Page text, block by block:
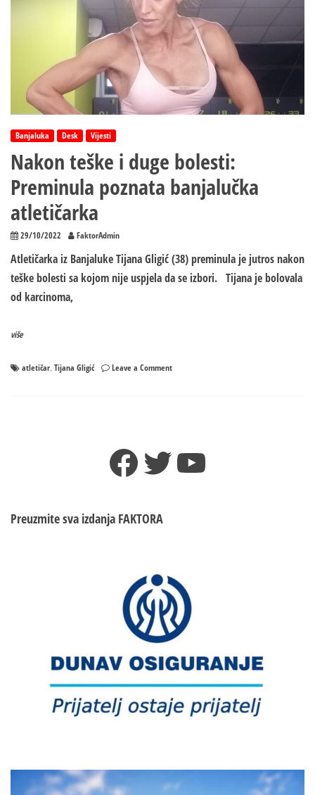
Banjaluka Desk Vijesti
Nakon teške i duge bolesti:
Preminula poznata banjalučka
atletičarka
29/10/2022 FaktorAdmin
Atletičarka iz Banjaluke Tijana Gligić (38) preminula je jutros nakon
teške bolesti sa kojom nije uspjela da se izbori. Tijana je bolovala
od karcinoma,
više
atletičar, Tijana Gligić Leave a Commenton
Preminula
poznata
Facebook
TwitterYouTube
Preuzmite sva izdanja FAKTORA